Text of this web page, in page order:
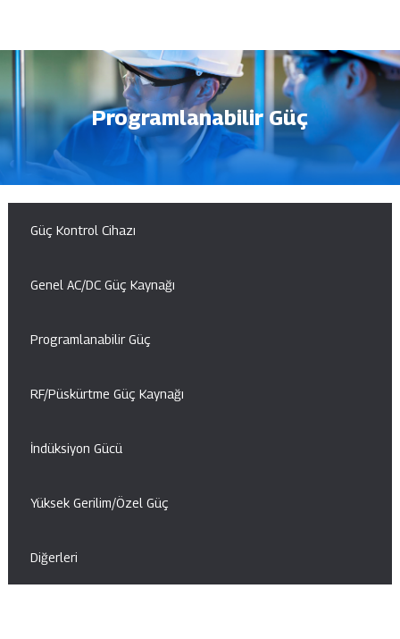
Programlanabilir Güç
Güç Kontrol Cihazı
Genel AC/DC Güç Kaynağı
Programlanabilir Güç
RF/Püskürtme Güç Kaynağı
İndüksiyon Gücü
Yüksek Gerilim/Özel Güç
Diğerleri